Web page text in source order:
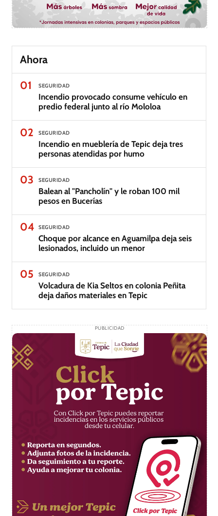
Ahora
01
SEGURIDAD
Incendio provocado consume vehículo en
predio federal junto al río Mololoa
02 SEGURIDAD
Incendio en mueblería de Tepic deja tres
personas atendidas por humo
03 SEGURIDAD
Balean al "Pancholín" y le roban 100 mil
pesos en Bucerías
04 SEGURIDAD
Choque por alcance en Aguamilpa deja seis
lesionados, incluido un menor
05 SEGURIDAD
Volcadura de Kia Seltos en colonia Peñita
deja daños materiales en Tepic
PUBLICIDAD